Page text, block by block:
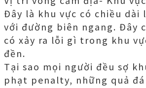
Đây là khu vực có chiều dài
với đường biên ngang. Đây
có xảy ra lỗi gì trong khu
đền.
Tại sao mọi người đều sợ
phạt penalty, những quả